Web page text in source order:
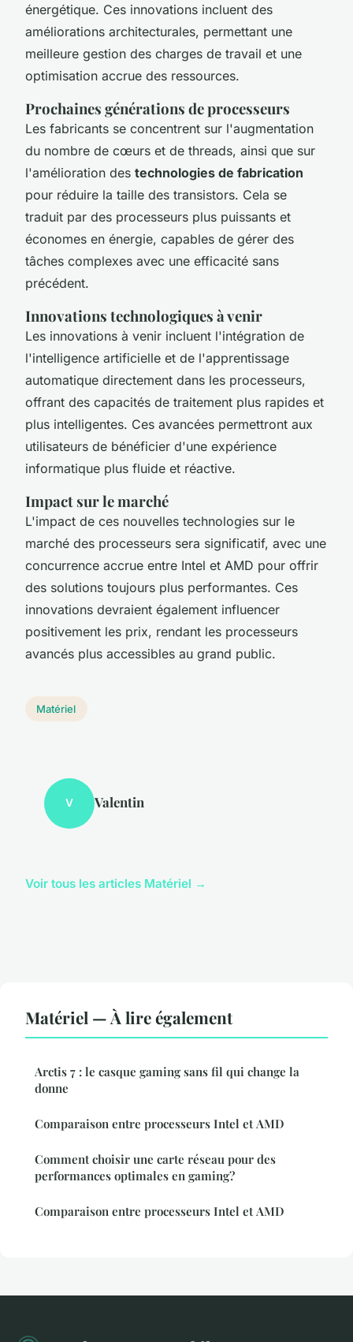
énergétique. Ces innovations incluent des
améliorations architecturales, permettant une
meilleure gestion des charges de travail et une
optimisation accrue des ressources.
Prochaines générations de processeurs
Les fabricants se concentrent sur l'augmentation
du nombre de cœurs et de threads, ainsi que sur
l'amélioration des technologies de fabrication
pour réduire la taille des transistors. Cela se
traduit par des processeurs plus puissants et
économes en énergie, capables de gérer des
tâches complexes avec une efficacité sans
précédent.
Innovations technologiques à venir
Les innovations à venir incluent l'intégration de
l'intelligence artificielle et de l'apprentissage
automatique directement dans les processeurs,
offrant des capacités de traitement plus rapides et
plus intelligentes. Ces avancées permettront aux
utilisateurs de bénéficier d'une expérience
informatique plus fluide et réactive.
Impact sur le marché
L'impact de ces nouvelles technologies sur le
marché des processeurs sera significatif, avec une
concurrence accrue entre Intel et AMD pour offrir
des solutions toujours plus performantes. Ces
innovations devraient également influencer
positivement les prix, rendant les processeurs
avancés plus accessibles au grand public.
Matériel
V Valentin
Voir tous les articles Matériel →
Matériel — À lire également
Arctis 7 : le casque gaming sans fil qui change la
donne
Comparaison entre processeurs Intel et AMD
Comment choisir une carte réseau pour des
performances optimales en gaming?
Comparaison entre processeurs Intel et AMD